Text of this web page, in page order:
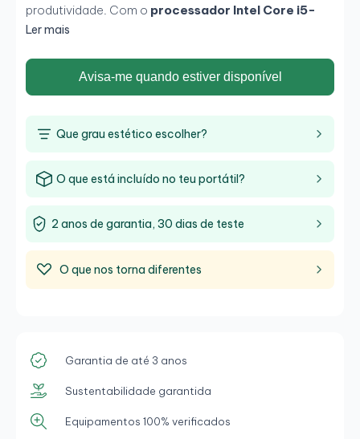
produtividade. Com o processador Intel Core i5-
1245U,
móveis. O seu chassis ultraleve (≈1,27 kg) e a sua
elevada conectividade, juntamente com
no numa opção de topo para executivos, consultores
ou teletrabalho de elevada exigência.
Ler mais
Avisa-me quando estiver disponível
Que grau estético escolher?
O que está incluído no teu portátil?
2 anos de garantia, 30 dias de teste
O que nos torna diferentes
Garantia de até 3 anos
Sustentabilidade garantida
Equipamentos 100% verificados